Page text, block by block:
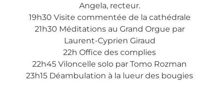
Angela, recteur.
19h30 Visite commentée de la cathédrale
21h30 Méditations au Grand Orgue par
Laurent-Cyprien Giraud
22h Office des complies
22h45 Viloncelle solo par Tomo Rozman
23h15 Déambulation à la lueur des bougies